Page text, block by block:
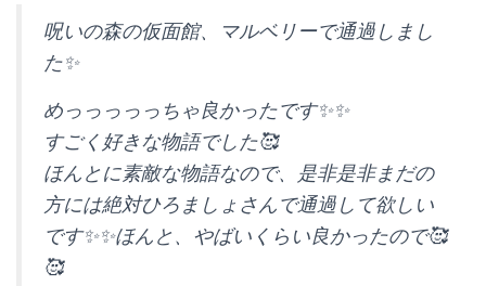
呪いの森の仮面館、マルベリーで通過しまし
た✨️
めっっっっっちゃ良かったです✨️✨️
すごく好きな物語でした🥰
ほんとに素敵な物語なので、是非是非まだの
方には絶対ひろましょさんで通過して欲しい
です✨️✨️ほんと、やばいくらい良かったので🥰
🥰